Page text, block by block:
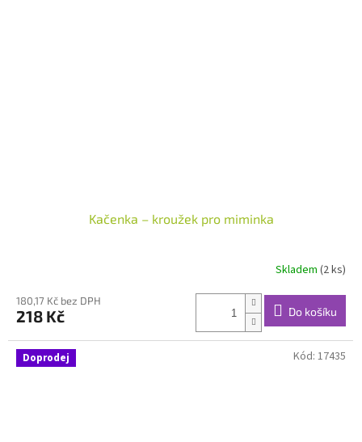
Kačenka – kroužek pro miminka
Skladem (2 ks)
180,17 Kč bez DPH
218 Kč Do košíku
Doprodej Kód: 17435